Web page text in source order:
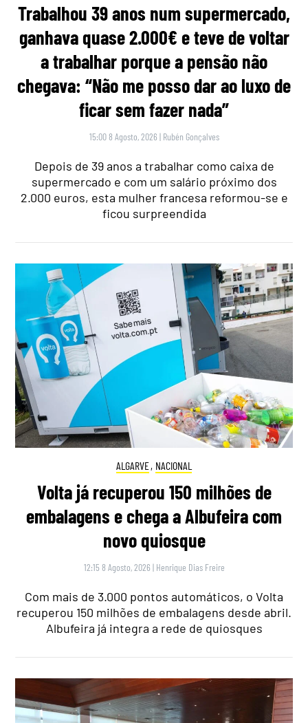
Trabalhou 39 anos num supermercado,
ganhava quase 2.000€ e teve de voltar
a trabalhar porque a pensão não
chegava: “Não me posso dar ao luxo de
ficar sem fazer nada”
15:00 8 Agosto, 2026 | Rubén Gonçalves
Depois de 39 anos a trabalhar como caixa de
supermercado e com um salário próximo dos
2.000 euros, esta mulher francesa reformou-se e
ficou surpreendida
ALGARVE, NACIONAL
Volta já recuperou 150 milhões de
embalagens e chega a Albufeira com
novo quiosque
12:15 8 Agosto, 2026 | Henrique Dias Freire
Com mais de 3.000 pontos automáticos, o Volta
recuperou 150 milhões de embalagens desde abril.
Albufeira já integra a rede de quiosques